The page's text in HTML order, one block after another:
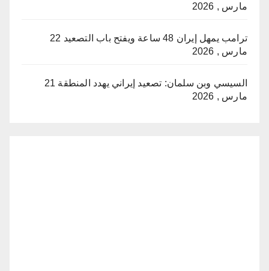
مارس , 2026
ترامب يمهل إيران 48 ساعة ويفتح باب التصعيد
22
مارس , 2026
السيسي وبن سلمان: تصعيد إيراني يهدد المنطقة 21
مارس , 2026